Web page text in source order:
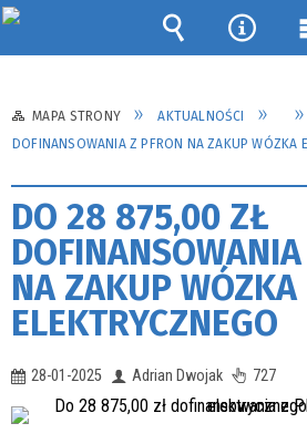
MAPA STRONY AKTUALNOŚCI
DOFINANSOWANIA Z PFRON NA ZAKUP WÓZKA
DO 28 875,00 ZŁ
NA ZAKUP WÓZKA
ELEKTRYCZNEGO
28-01-2025 Adrian Dwojak 727